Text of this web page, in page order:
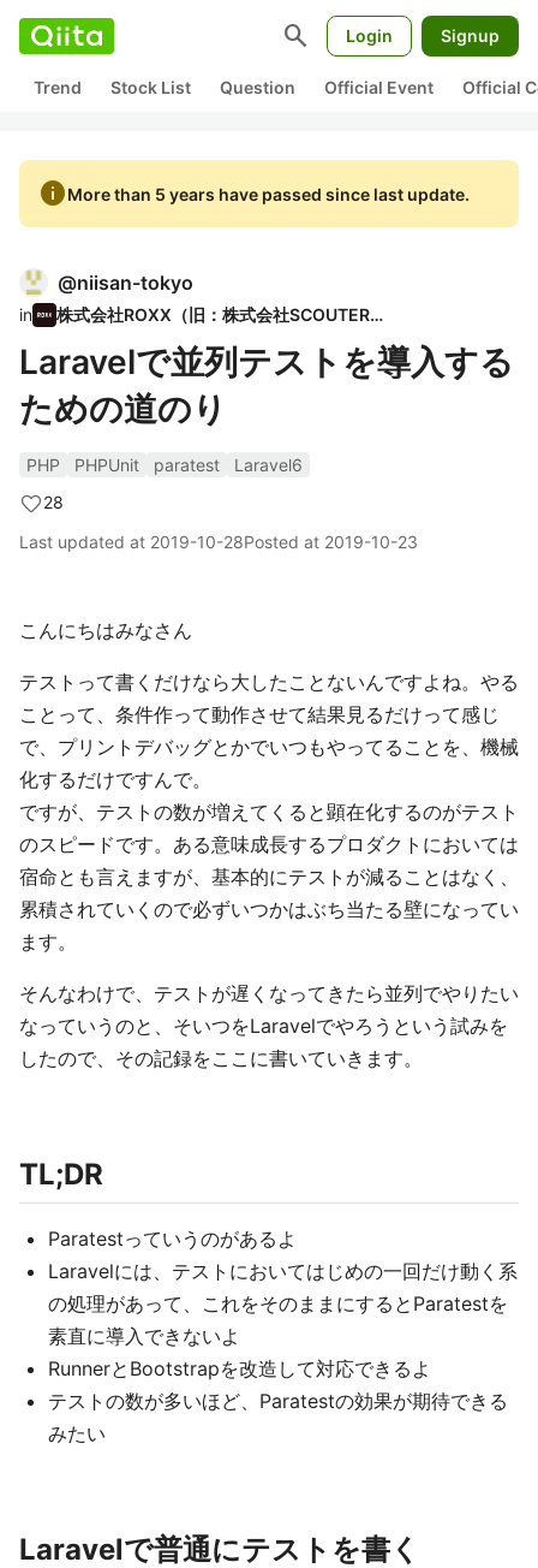
search Login Signup
Trend Stock List Question Official Event Official
infoMore than 5 years have passed since last update.
@niisan-tokyo
in 株式会社ROXX（旧：株式会社SCOUTER）
Laravelで並列テストを導入する
ための道のり
PHP PHPUnit paratest
Laravel6
28
Last updated at 2019-10-28Posted at 2019-10-23
こんにちはみなさん
テストって書くだけなら大したことないんですよね。やる
ことって、条件作って動作させて結果見るだけって感じ
で、プリントデバッグとかでいつもやってることを、機械
化するだけですんで。
ですが、テストの数が増えてくると顕在化するのがテスト
のスピードです。ある意味成長するプロダクトにおいては
宿命とも言えますが、基本的にテストが減ることはなく、
累積されていくので必ずいつかはぶち当たる壁になってい
ます。
そんなわけで、テストが遅くなってきたら並列でやりたい
なっていうのと、そいつをLaravelでやろうという試みを
したので、その記録をここに書いていきます。
TL;DR
Paratestっていうのがあるよ
Laravelには、テストにおいてはじめの一回だけ動く系
の処理があって、これをそのままにするとParatestを
素直に導入できないよ
RunnerとBootstrapを改造して対応できるよ
テストの数が多いほど、Paratestの効果が期待できる
みたい
Laravelで普通にテストを書く